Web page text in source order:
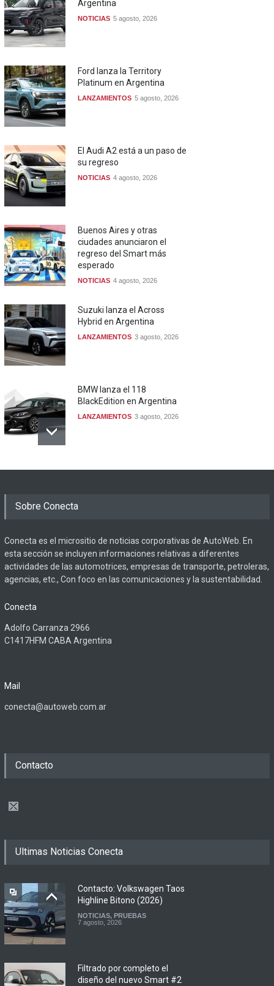
Argentina
NOTICIAS 5 agosto, 2026
Ford lanza la Territory
Platinum en Argentina
LANZAMIENTOS 5 agosto, 2026
El Audi A2 está a un paso de
su regreso
NOTICIAS 4 agosto, 2026
Buenos Aires y otras
ciudades anunciaron el
regreso del Smart más
esperado
NOTICIAS 4 agosto, 2026
Suzuki lanza el Across
Hybrid en Argentina
LANZAMIENTOS 3 agosto, 2026
BMW lanza el 118
BlackEdition en Argentina
LANZAMIENTOS 3 agosto, 2026
Sobre Conecta
Conecta es el micrositio de noticias corporativas de AutoWeb. En
esta sección se incluyen informaciones relativas a diferentes
actividades de las automotrices, empresas de transporte, petroleras,
agencias, etc., Con foco en las comunicaciones y la sustentabilidad.
Conecta
Adolfo Carranza 2966
C1417HFM CABA Argentina
Mail
conecta@autoweb.com.ar
Contacto
Ultimas Noticias Conecta
Contacto: Volkswagen Taos
Highline Bitono (2026)
NOTICIAS, PRUEBAS
7 agosto, 2026
Filtrado por completo el
diseño del nuevo Smart #2